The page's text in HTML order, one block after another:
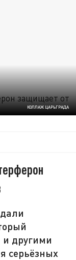
КОЛЛАЖ ЦАРЬГРАДА
и другими
серьёзных